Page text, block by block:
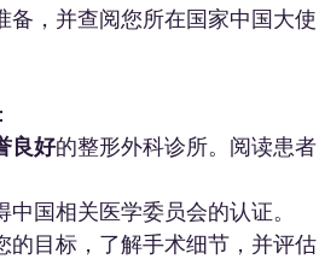
备，并查阅您所在国家中国大使
良好的整形外科诊所。阅读患者
中国相关医学委员会的认证。
的目标，了解手术细节，并评估